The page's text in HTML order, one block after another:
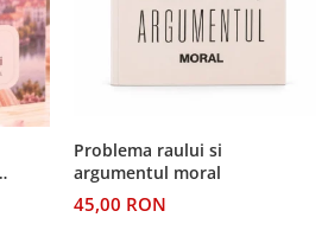
Problema raului si
argumentul moral
45,00 RON